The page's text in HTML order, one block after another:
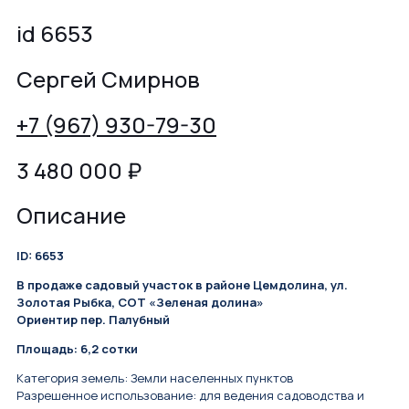
id 6653
Сергей Смирнов
+7 (967) 930-79-30
3 480 000 ₽
Описание
ID: 6653
В продаже садовый участок в районе Цемдолина, ул.
Золотая Рыбка, СОТ «Зеленая долина»
Ориентир пер. Палубный
Площадь: 6,2 сотки
Категория земель: Земли населенных пунктов
Разрешенное использование: для ведения садоводства и